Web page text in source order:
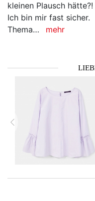
kleinen Plausch
Ich bin mir fast
Thema…
mehr
zurück